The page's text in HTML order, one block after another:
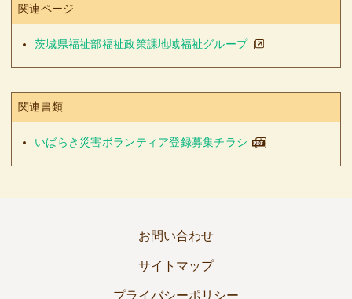
関連ページ
茨城県福祉部福祉政策課地域福祉グループ
関連書類
いばらき災害ボランティア登録募集チラシ
お問い合わせ
サイトマップ
プライバシーポリシー